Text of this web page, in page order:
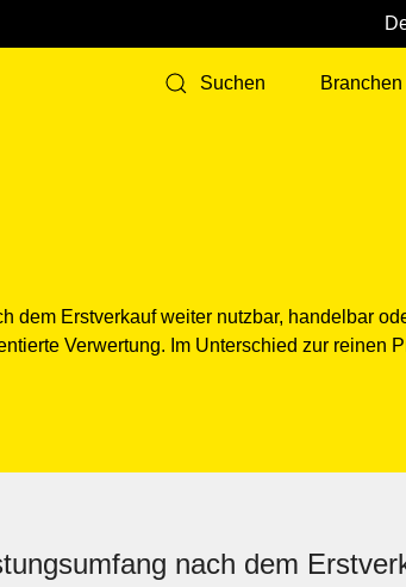
Suchen Branchen
B
n
Erstverkauf weiter nutzbar, handelbar
Verwertung. Im Unterschied zur reinen
nach dem